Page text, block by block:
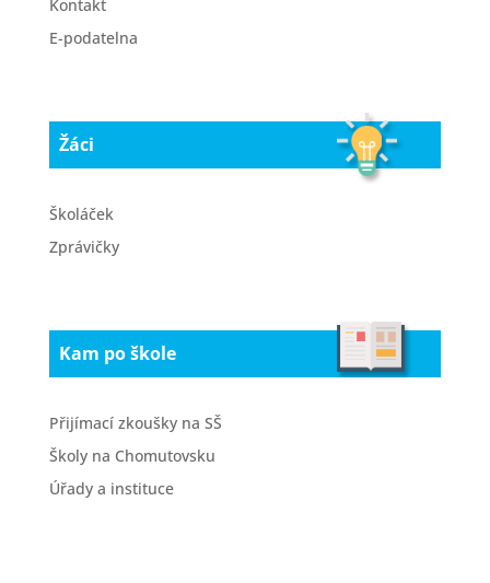
Kontakt
E-podatelna
Žáci
Školáček
Zprávičky
Kam po škole
Přijímací zkoušky na SŠ
Školy na Chomutovsku
Úřady a instituce